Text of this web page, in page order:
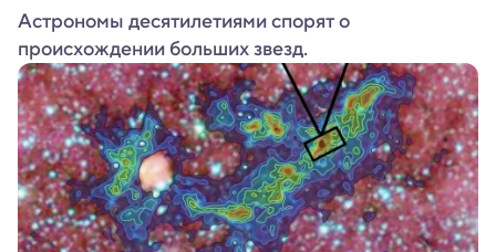
Астрономы десятилетиями спорят о
происхождении больших звезд.